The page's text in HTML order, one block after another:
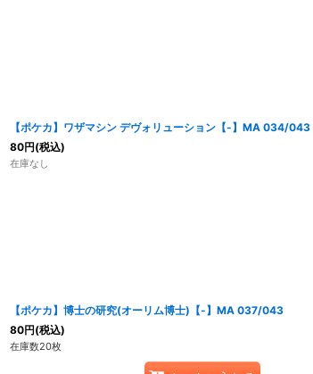
【ポケカ】ワザマシン デヴォリューション【-】MA 034/043
80円(税込)
在庫なし
【ポケカ】博士の研究(オーリム博士)【-】MA 037/043
80円(税込)
在庫数20枚